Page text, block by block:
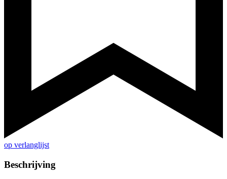
op verlanglijst
Beschrijving